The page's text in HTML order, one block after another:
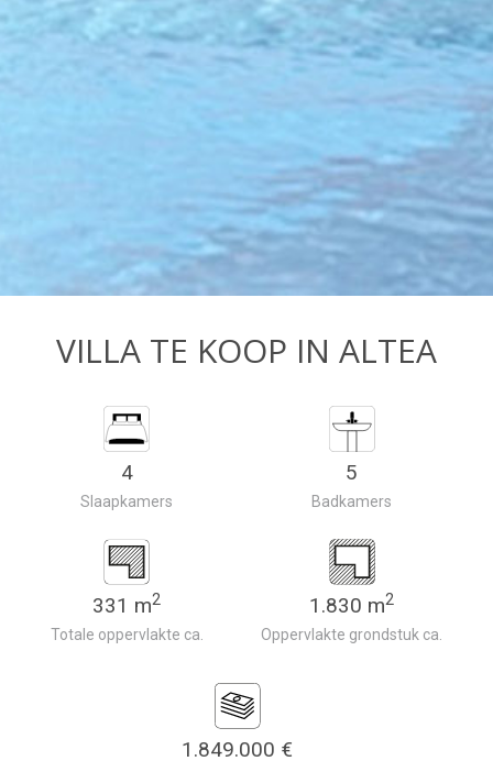
VILLA TE KOOP IN ALTEA
4
Slaapkamers
5
Badkamers
331 m2
Totale oppervlakte ca.
1.830 m2
Oppervlakte grondstuk ca.
1.849.000 €